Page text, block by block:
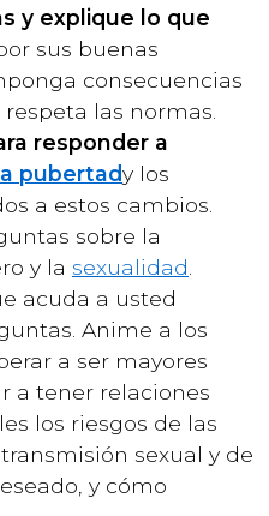
y explique lo que
sus buenas
consecuencias
las normas.
responder a
pubertady los
a estos cambios.
sobre la
y la sexualidad
acuda a usted
Anime a los
a ser mayores
a tener relaciones
los riesgos de las
sexual y de
y cómo